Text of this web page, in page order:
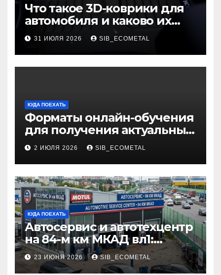
Что такое 3D-коврики для
автомобиля и каково их
основное назначение
31 ИЮЛЯ 2026 SIB_ECOMETAL
КУДА ПОЕХАТЬ
Форматы онлайн-обучения
для получения актуальных
профессий
2 ИЮЛЯ 2026 SIB_ECOMETAL
КУДА ПОЕХАТЬ
Автосервис и автотехцентр
на 84-м км МКАД вл1:
описание услуг и режим
работы
23 ИЮНЯ 2026 SIB_ECOMETAL